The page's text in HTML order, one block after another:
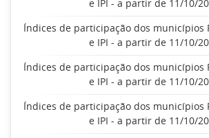
e IPI - a partir de 11/10/
Índices de participação dos municípios
e IPI - a partir de 11/10/
Índices de participação dos municípios
e IPI - a partir de 11/10/
Índices de participação dos municípios
e IPI - a partir de 11/10/